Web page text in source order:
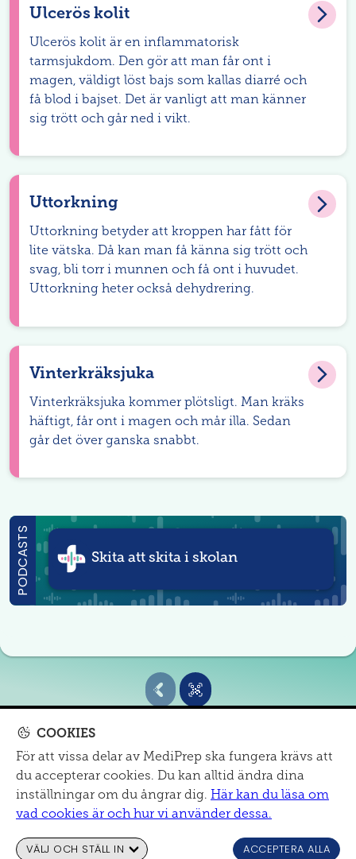
Ulcerös kolit
Ulcerös kolit är en inflammatorisk
tarmsjukdom. Den gör att man får ont i
magen, väldigt löst bajs som kallas diarré och
få blod i bajset. Det är vanligt att man känner
sig trött och går ned i vikt.
Uttorkning
Uttorkning betyder att kroppen har fått för
lite vätska. Då kan man få känna sig trött och
svag, bli torr i munnen och få ont i huvudet.
Uttorkning heter också dehydrering.
Vinterkräksjuka
Vinterkräksjuka kommer plötsligt. Man kräks
häftigt, får ont i magen och mår illa. Sedan
går det över ganska snabbt.
PODCASTS Skita att skita i skolan
MITT SJUKHUS
Om oss|mail@mediprep.se|Informationsmaterial
Cookies och dataskydd
Tillgänglighet
COOKIES
För att vissa delar av MediPrep ska fungera krävs att
du accepterar cookies. Du kan alltid ändra dina
inställningar om du ångrar dig. Här kan du läsa om
vad cookies är och hur vi använder dessa.
VÄLJ OCH STÄLL IN ACCEPTERA ALLA